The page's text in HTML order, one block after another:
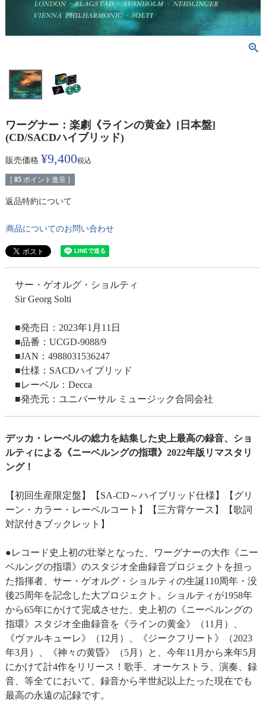
ワーグナー：楽劇《ラインの黄金》[日本盤]
(CD/SACDハイブリッド)
販売価格 ¥9,400税込
[ 85 ポイント進呈 ]
返品特約について
商品についてのお問い合わせ
サー・ゲオルグ・ショルティ
Sir Georg Solti
■発売日：2023年1月11日
■品番：UCGD-9088/9
■JAN：4988031536247
■仕様：SACDハイブリッド
■レーベル：Decca
■発売元：ユニバーサル ミュージック合同会社
デッカ・レーベルの総力を結集した史上最高の録音、ショ
ルティによる《ニーベルングの指環》2022年版リマスタリ
ング！
【初回生産限定盤】【SA-CD～ハイブリッド仕様】【グリ
ーン・カラー・レーベルコート】【三方背ケース】【歌詞
対訳付きブックレット】
●レコード史上初の壮挙となった、ワーグナーの大作《ニー
ベルングの指環》のスタジオ全曲録音プロジェクトを担っ
た指揮者、サー・ゲオルグ・ショルティの生誕110周年・没
後25周年を記念した大プロジェクト。ショルティが1958年
から65年にかけて完成させた、史上初の《ニーベルングの
指環》スタジオ全曲録音を《ラインの黄金》（11月）、
《ヴァルキューレ》（12月）、《ジークフリート》（2023
年3月）、《神々の黄昏》（5月）と、今年11月から来年5月
にかけて計4作をリリース！歌手、オーケストラ、演奏、録
音、等全てにおいて、録音から半世紀以上たった現在でも
最高の永遠の記録です。